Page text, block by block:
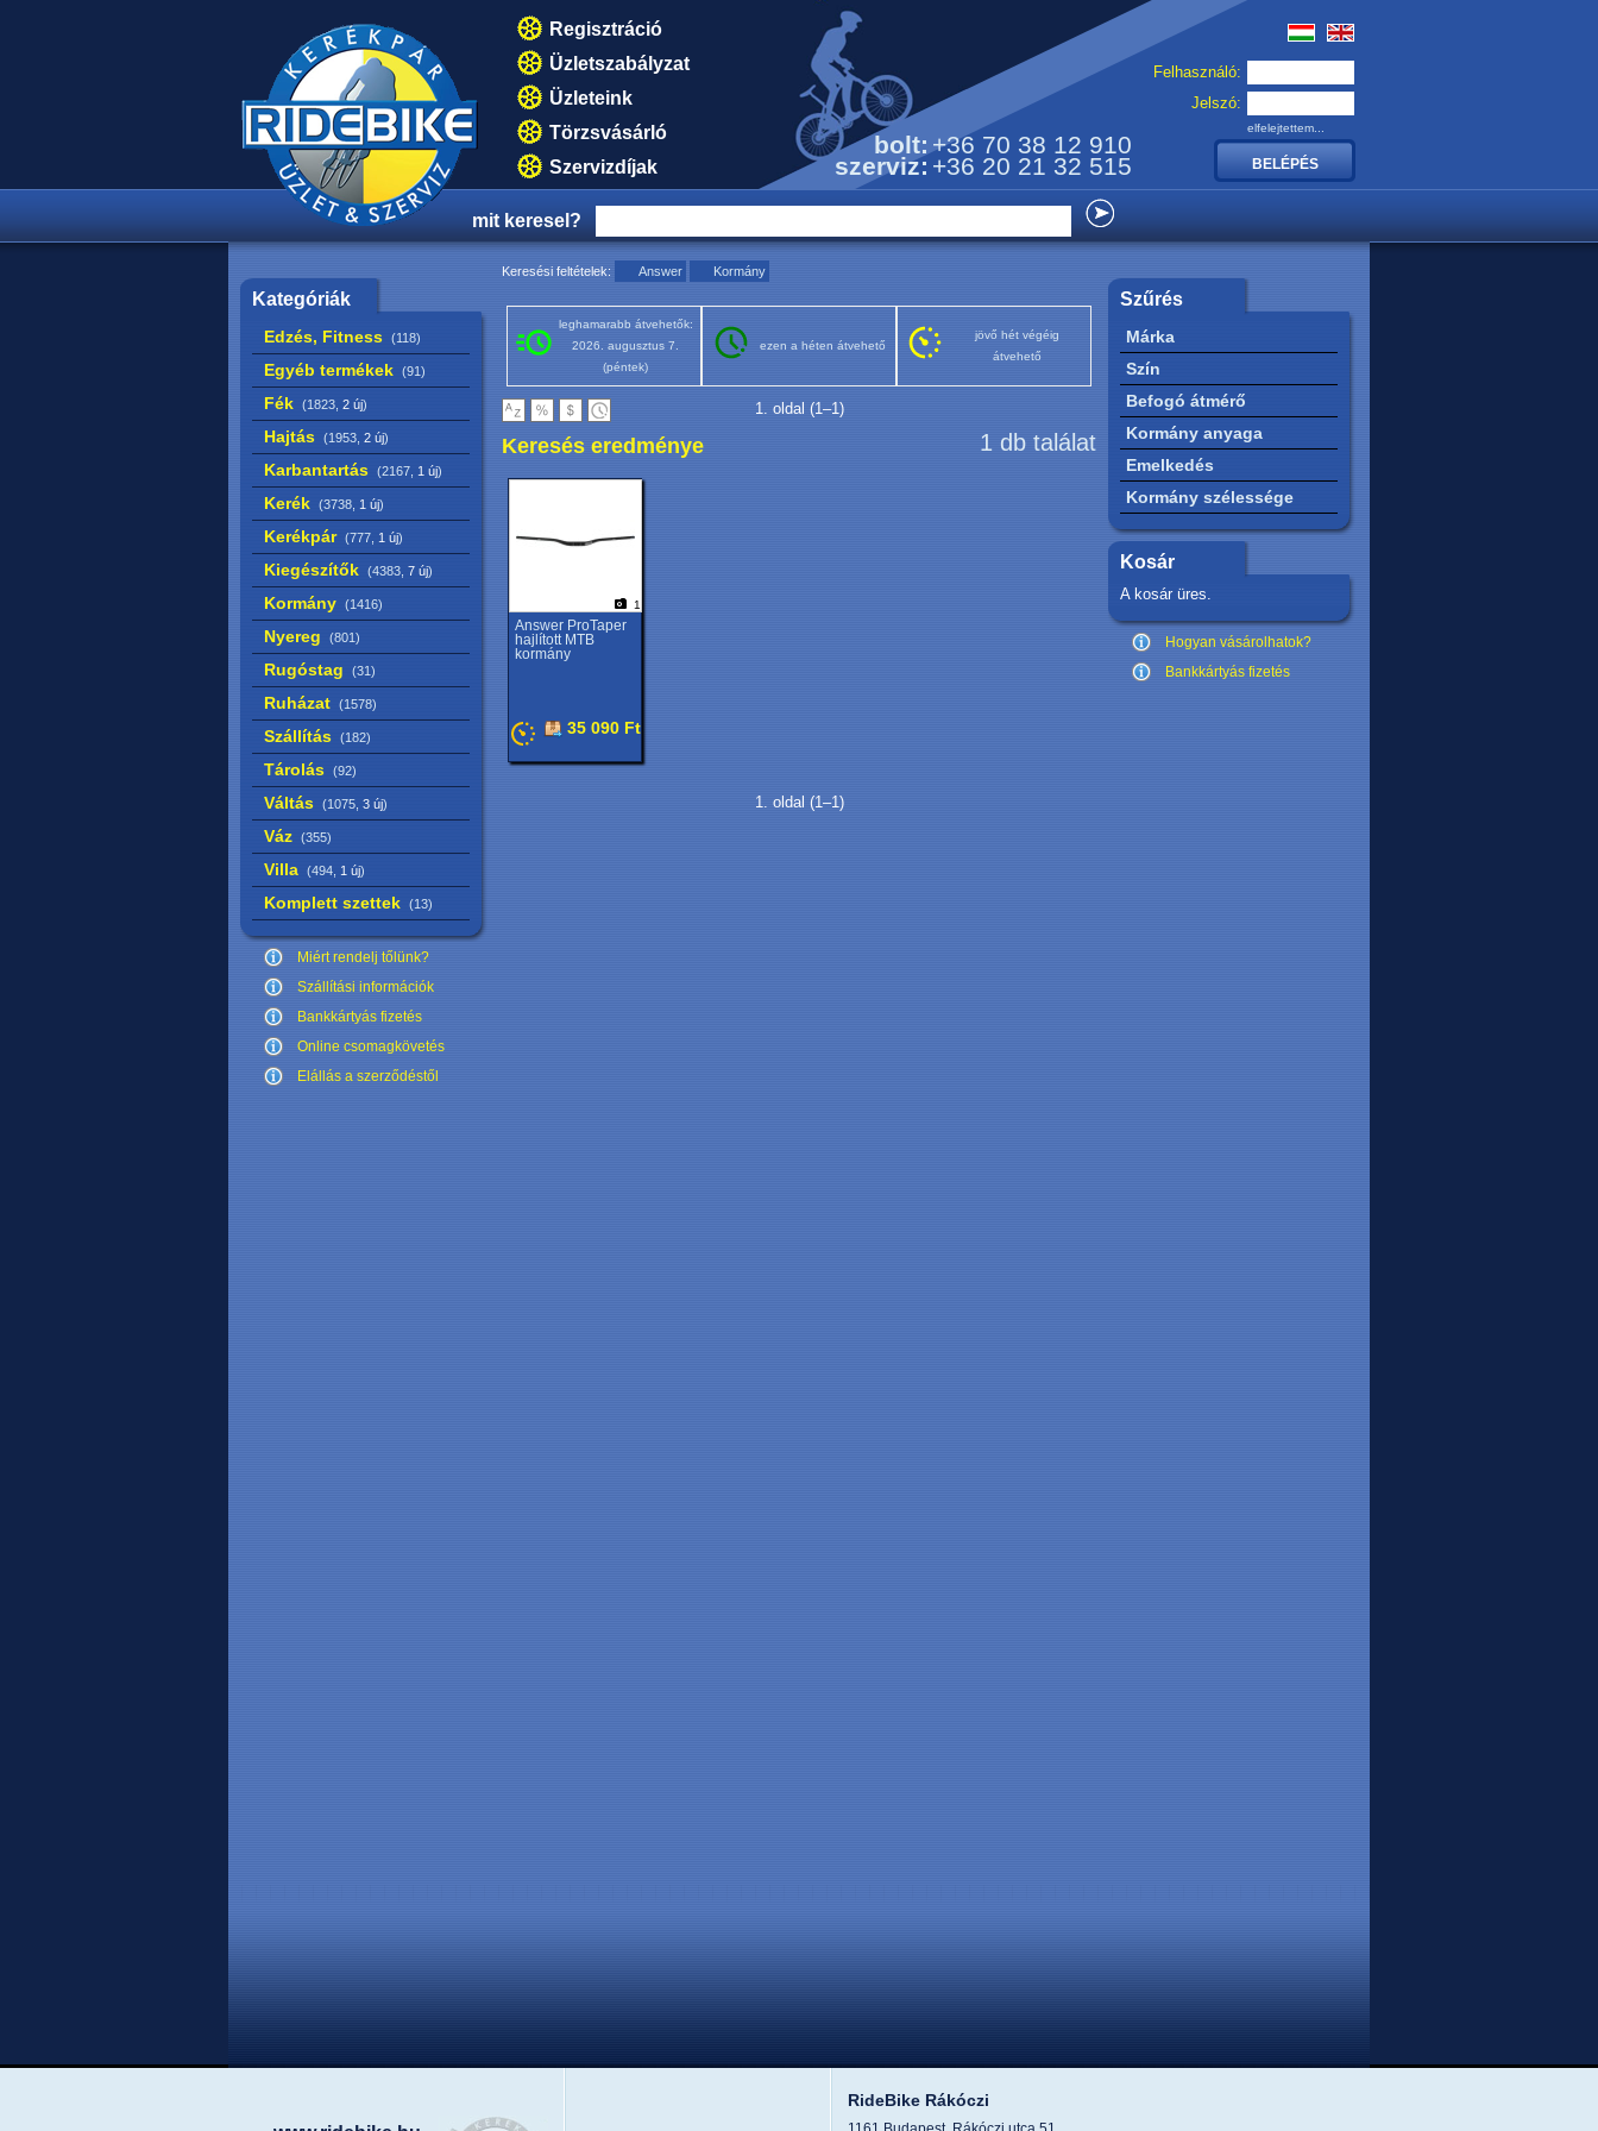
Regisztráció
Üzletszabályzat
Üzleteink
Törzsvásárló
Szervizdíjak
bolt: +36 70 38 12 910
szerviz: +36 20 21 32 515
Felhasználó:
Jelszó:
elfelejtettem...
mit keresel?
Kategóriák
Edzés, Fitness (118)
Egyéb termékek (91)
Fék (1823, 2 új)
Hajtás (1953, 2 új)
Karbantartás (2167, 1 új)
Kerék (3738, 1 új)
Kerékpár (777, 1 új)
Kiegészítők (4383, 7 új)
Kormány (1416)
Nyereg (801)
Rugóstag (31)
Ruházat (1578)
Szállítás (182)
Tárolás (92)
Váltás (1075, 3 új)
Váz (355)
Villa (494, 1 új)
Komplett szettek (13)
Miért rendelj tőlünk?
Szállítási információk
Bankkártyás fizetés
Online csomagkövetés
Elállás a szerződéstől
Keresési feltételek: Answer Kormány
leghamarabb átvehetők:
2026. augusztus 7.
(péntek)
ezen a héten átvehető
jövő hét végéig
átvehető
1. oldal (1–1)
1 db találat
Keresés eredménye
1
Answer ProTaper
hajlított MTB
kormány
35 090 Ft
1. oldal (1–1)
Szűrés
Márka
Szín
Befogó átmérő
Kormány anyaga
Emelkedés
Kormány szélessége
Kosár
A kosár üres.
Hogyan vásárolhatok?
Bankkártyás fizetés
RideBike Rákóczi